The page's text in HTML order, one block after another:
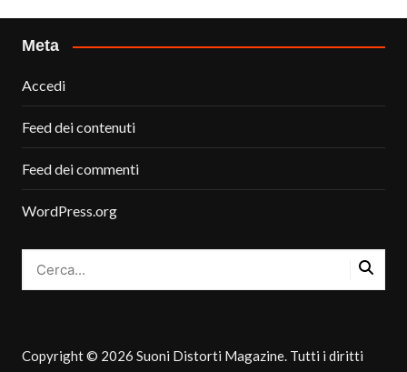
Meta
Accedi
Feed dei contenuti
Feed dei commenti
WordPress.org
Copyright © 2026 Suoni Distorti Magazine. Tutti i diritti